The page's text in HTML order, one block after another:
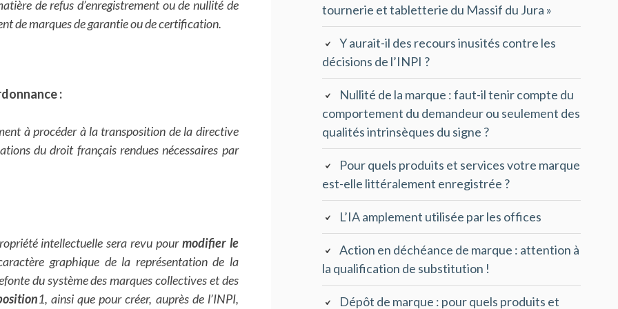
de refus d’enregistrement ou de nullité de
de marques de garantie ou de certification.
:
à procéder à la transposition de la directive
du droit français rendues nécessaires par
intellectuelle sera revu pourmodifier le
graphique de la représentation de la
du système des marques collectives et des
1, ainsi que pour créer, auprès de l’INPI,
tournerie et tabletterie du Massif du Jura »
Y aurait-il des recours inusités contre les
décisions de l’INPI ?
Nullité de la marque : faut-il tenir compte du
comportement du demandeur ou seulement des
qualités intrinsèques du signe ?
Pour quels produits et services votre marque
est-elle littéralement enregistrée ?
L’IA amplement utilisée par les offices
Action en déchéance de marque : attention à
la qualification de substitution !
Dépôt de marque : pour quels produits et